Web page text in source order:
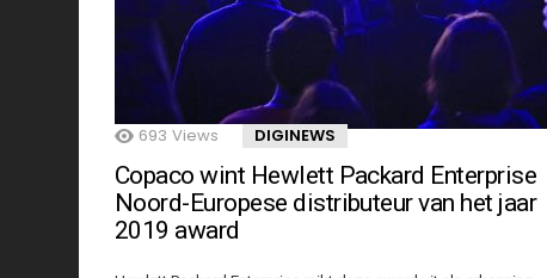
693 Views DIGINEWS
Copaco wint Hewlett Packard Enterprise
Noord-Europese distributeur van het jaar
2019 award